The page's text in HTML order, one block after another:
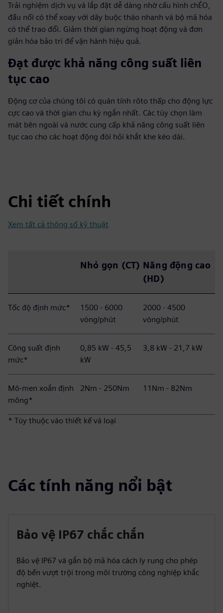
Trải nghiệm dịch vụ và lắp đặt dễ dàng nhờ cấu hình chÉO,
đầu nối có thể xoay với dây buộc tháo nhanh và bộ mã hóa
có thể trao đổi. Giảm thời gian ngừng hoạt động và đơn
giản hóa bảo trì để vận hành hiệu quả.
Đạt được khả năng công suất liên
tục cao
Động cơ của chúng tôi có quán tính rôto thấp cho động lực
cực cao và thời gian chu kỳ ngắn nhất. Các tùy chọn làm
mát bên ngoài và nước cung cấp khả năng công suất liên
tục cao cho các hoạt động đòi hỏi khắt khe kéo dài.
Chi tiết chính
Xem tất cả thông số kỹ thuật
Nhỏ gọn (CT) Năng động cao
(HD)
Tốc độ định mức*
1500 - 6000
vòng/phút
2000 - 4500
vòng/phút
Công suất định
mức*
0,85 kW - 45,5
kW
3,8 kW - 21,7 kW
Mô-men xoắn định
mông*
2Nm - 250Nm 11Nm - 82Nm
* Tùy thuộc vào thiết kế và loại
Các tính năng nổi bật
Bảo vệ IP67 chắc chắn
Bảo vệ IP67 và gắn bộ mã hóa cách ly rung cho phép
độ bền vượt trội trong môi trường công nghiệp khắc
nghiệt.